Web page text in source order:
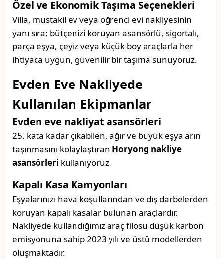
Özel ve Ekonomik Taşıma Seçenekleri
Villa, müstakil ev veya öğrenci evi nakliyesinin
yanı sıra; bütçenizi koruyan asansörlü, sigortalı,
parça eşya, çeyiz veya küçük boy araçlarla her
ihtiyaca uygun, güvenilir bir taşıma sunuyoruz.
Evden Eve Nakliyede
Kullanılan Ekipmanlar
Evden eve nakliyat asansörleri
25. kata kadar çıkabilen, ağır ve büyük eşyaların
taşınmasını kolaylaştıran Horyong nakliye
asansörleri kullanıyoruz.
Kapalı Kasa Kamyonları
Eşyalarınızı hava koşullarından ve dış darbelerden
koruyan kapalı kasalar bulunan araçlardır.
Nakliyede kullandığımız araç filosu düşük karbon
emisyonuna sahip 2023 yılı ve üstü modellerden
oluşmaktadır.